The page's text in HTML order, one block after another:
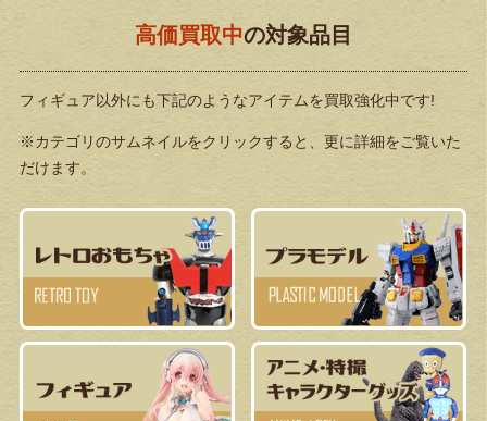
高価買取中の対象品目
フィギュア以外にも下記のようなアイテムを買取強化中です!
※カテゴリのサムネイルをクリックすると、更に詳細をご覧いた
だけます。